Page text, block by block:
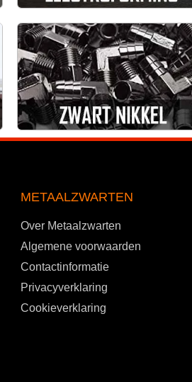
METAALZWARTEN
Over Metaalzwarten
Algemene voorwaarden
Contactinformatie
Privacyverklaring
Cookieverklaring